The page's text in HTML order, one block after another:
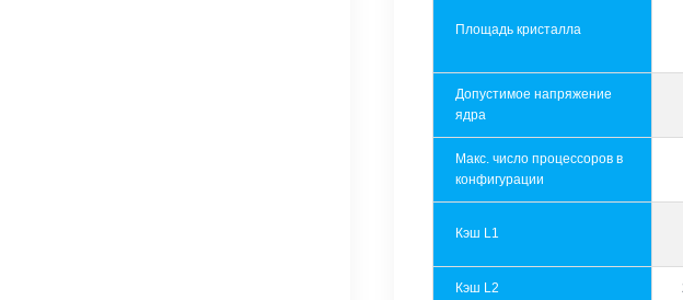
Площадь кристалла
Допустимое напряжение
ядра
Макс. число процессоров в
конфигурации
Кэш L1
Кэш L2